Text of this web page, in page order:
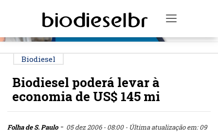
Toggle
Biodiesel
Biodiesel poderá levar à
economia de US$ 145 mi
Folha de S. Paulo- 05 dez 2006 - 08:00 - Última atualização em: 09